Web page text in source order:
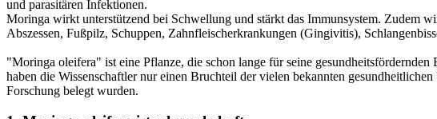
und parasitären Infektionen.
Moringa wirkt unterstützend bei Schwellung und stärkt das Immunsystem. Zudem
Abszessen, Fußpilz, Schuppen, Zahnfleischerkrankungen (Gingivitis),
"Moringa oleifera" ist eine Pflanze, die schon lange für seine
haben die Wissenschaftler nur einen Bruchteil der vielen bekannten
Forschung belegt wurden.